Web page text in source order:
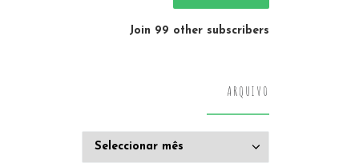
Join 99 other subscribers
ARQUIVO